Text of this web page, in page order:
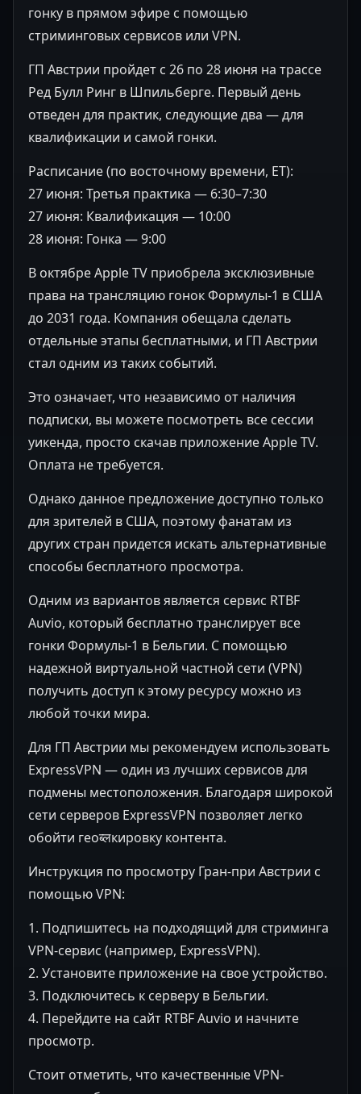
гонку в прямом эфире с помощью
стриминговых сервисов или VPN.
ГП Австрии пройдет с 26 по 28 июня на трассе
Ред Булл Ринг в Шпильберге. Первый день
отведен для практик, следующие два — для
квалификации и самой гонки.
Расписание (по восточному времени, ET):
27 июня: Третья практика — 6:30–7:30
27 июня: Квалификация — 10:00
28 июня: Гонка — 9:00
В октябре Apple TV приобрела эксклюзивные
права на трансляцию гонок Формулы-1 в США
до 2031 года. Компания обещала сделать
отдельные этапы бесплатными, и ГП Австрии
стал одним из таких событий.
Это означает, что независимо от наличия
подписки, вы можете посмотреть все сессии
уикенда, просто скачав приложение Apple TV.
Оплата не требуется.
Однако данное предложение доступно только
для зрителей в США, поэтому фанатам из
других стран придется искать альтернативные
способы бесплатного просмотра.
Одним из вариантов является сервис RTBF
Auvio, который бесплатно транслирует все
гонки Формулы-1 в Бельгии. С помощью
надежной виртуальной частной сети (VPN)
получить доступ к этому ресурсу можно из
любой точки мира.
Для ГП Австрии мы рекомендуем использовать
ExpressVPN — один из лучших сервисов для
подмены местоположения. Благодаря широкой
сети серверов ExpressVPN позволяет легко
обойти геоब्लкировку контента.
Инструкция по просмотру Гран-при Австрии с
помощью VPN:
1. Подпишитесь на подходящий для стриминга
VPN-сервис (например, ExpressVPN).
2. Установите приложение на свое устройство.
3. Подключитесь к серверу в Бельгии.
4. Перейдите на сайт RTBF Auvio и начните
просмотр.
Стоит отметить, что качественные VPN-